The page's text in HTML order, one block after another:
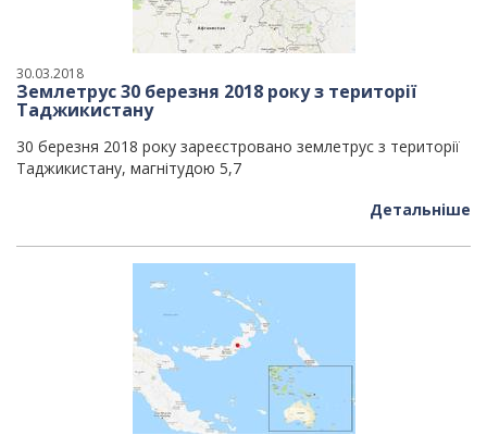
30.03.2018
Землетрус 30 березня 2018 року з території
Таджикистану
30 березня 2018 року зареєстровано землетрус з території
Таджикистану, магнітудою 5,7
Детальніше